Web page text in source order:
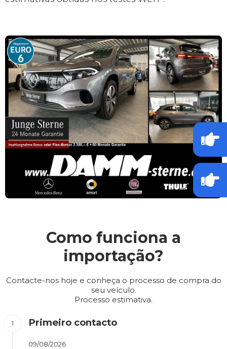
Como funciona a
importação?
Contacte-nos hoje e conheça o processo de compra do
seu veículo.
Processo estimativa.
Primeiro contacto
09/08/2026